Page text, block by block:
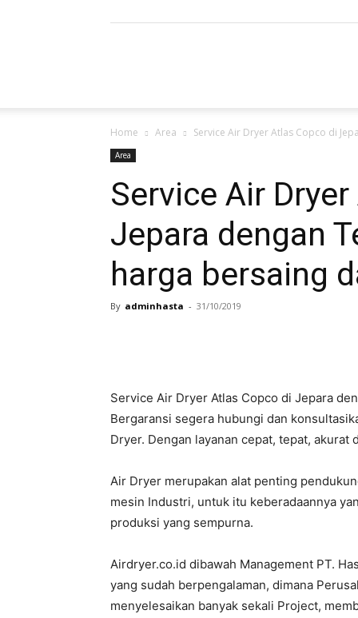
Air
Dryer
PT.
Hasta
Prakarsa
Home Area Service Air Dryer Atlas Copco di
Area
Service Air
Jepara dengan
harga bersaing
By adminhasta - 31/10/2019
Service Air Dryer Atlas Copco di Jepara
Bergaransi segera hubungi dan
Dryer. Dengan layanan cepat, tepat, akurat
Air Dryer merupakan alat penting
mesin Industri, untuk itu keberadaannya
produksi yang sempurna.
Airdryer.co.id dibawah Management PT.
yang sudah berpengalaman, dimana
menyelesaikan banyak sekali Project,